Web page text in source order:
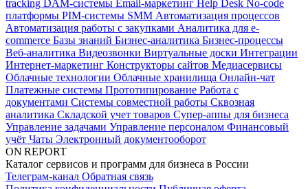
tracking DAM-системы Email-маркетинг Help Desk No-code
платформы PIM-системы SMM Автоматизация процессов
Автоматизация работы с закупками Аналитика для e-
commerce Базы знаний Бизнес-аналитика Бизнес-процессы
Веб-аналитика Видеозвонки Виртуальные доски Интеграции
Интернет-маркетинг Конструкторы сайтов Медиасервисы
Облачные технологии Облачные хранилища Онлайн-чат
Платежные системы Прототипирование Работа с
документами Системы совместной работы Сквозная
аналитика Складской учет товаров Супер-аппы для бизнеса
Управление задачами Управление персоналом Финансовый
учёт Чаты Электронный документооборот
ON REPORT
Каталог сервисов и программ для бизнеса в России
Телеграм-канал Обратная связь